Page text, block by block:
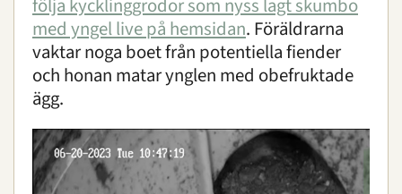
följa kycklinggrodor som nyss lagt skumbo
med yngel live på hemsidan. Föräldrarna
vaktar noga boet från potentiella fiender
och honan matar ynglen med obefruktade
ägg.